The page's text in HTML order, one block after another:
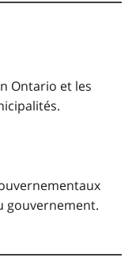
Ontario et les
gouvernement.